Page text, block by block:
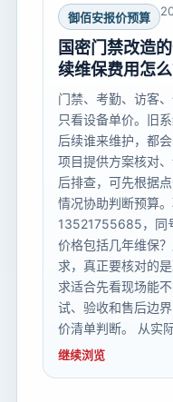
御佰安报价预算
国密门禁改造
续维保费用怎
门禁、考勤、访客
只看设备单价。旧
后续谁来维护，都
项目提供方案核对
后排查，可先根据
情况协助判断预算
13521755685，同
价格包括几年维保
求，真正要核对的
求适合先看现场能
试、验收和售后边
价清单判断。 从实
继续浏览